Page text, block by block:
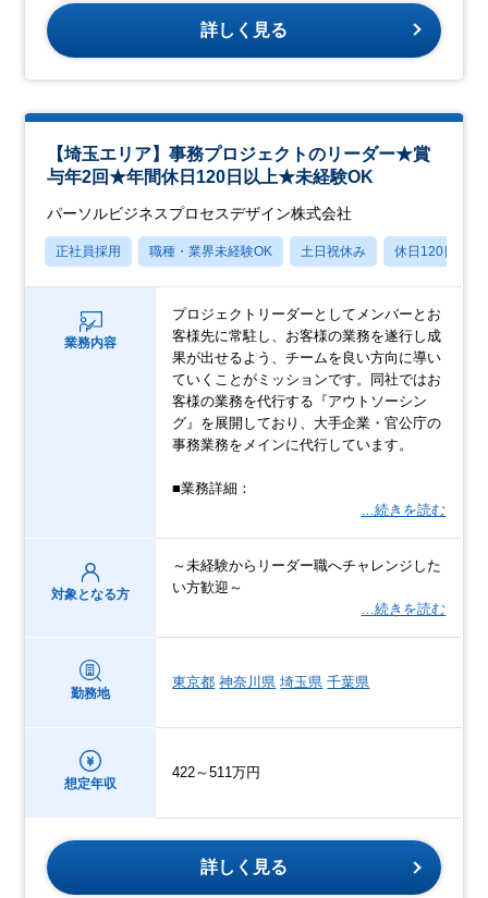
詳しく見る
【埼玉エリア】事務プロジェクトのリーダー★賞
与年2回★年間休日120日以上★未経験OK
パーソルビジネスプロセスデザイン株式会社
正社員採用 職種・業界未経験OK 土日祝休み 休日120日以上
業務内容
プロジェクトリーダーとしてメンバーとお
客様先に常駐し、お客様の業務を遂行し成
果が出せるよう、チームを良い方向に導い
ていくことがミッションです。同社ではお
客様の業務を代行する『アウトソーシン
グ』を展開しており、大手企業・官公庁の
事務業務をメインに代行しています。
■業務詳細：
…続きを読む
対象となる方
～未経験からリーダー職へチャレンジした
い方歓迎～
…続きを読む
勤務地
東京都 神奈川県 埼玉県 千葉県
想定年収
422～511万円
詳しく見る